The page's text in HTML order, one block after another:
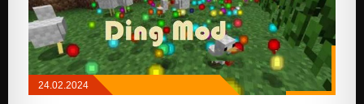
24.02.2024